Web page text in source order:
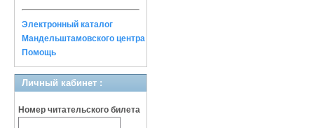
Электронный каталог
Мандельштамовского центра
Помощь
Личный кабинет :
Номер читательского билета